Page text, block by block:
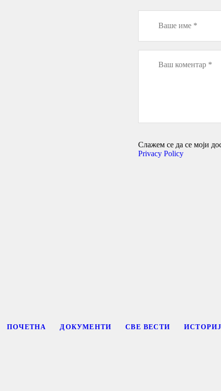
Слажем се да се моји
Privacy Policy
ПОЧЕТНА ДОКУМЕНТИ СВЕ ВЕСТИ